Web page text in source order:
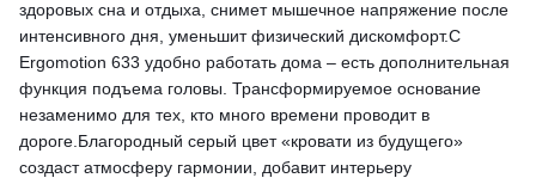
здоровых сна и отдыха, снимет мышечное напряжение после
интенсивного дня, уменьшит физический дискомфорт.С
Ergomotion 633 удобно работать дома – есть дополнительная
функция подъема головы. Трансформируемое основание
незаменимо для тех, кто много времени проводит в
дороге.Благородный серый цвет «кровати из будущего»
создаст атмосферу гармонии, добавит интерьеру